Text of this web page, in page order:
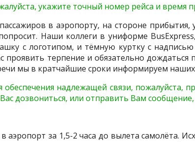
укажите точный номер рейса и время
в аэропорту, на стороне
Наши коллеги в униформе
с логотипом, и тёмную куртку с
проявить терпение и обязательно
мы в кратчайшие сроки информируем наших
обеспечения надлежащей связи, пожалуйста,
дозвониться, или отправить Вам
аэропорт за 1,5-2 часа до вылета самолёта.